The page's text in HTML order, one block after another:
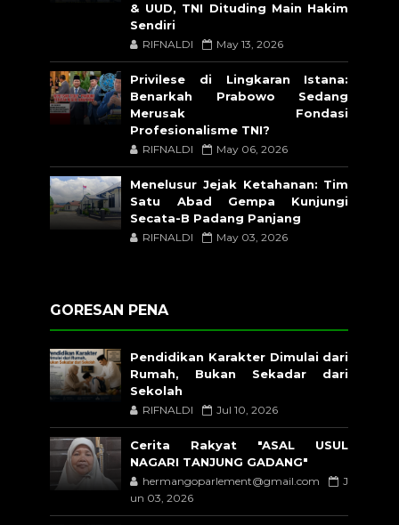
& UUD, TNI Dituding Main Hakim
Sendiri
RIFNALDI May 13, 2026
Privilese di Lingkaran Istana:
Benarkah Prabowo Sedang
Merusak Fondasi
Profesionalisme TNI?
RIFNALDI May 06, 2026
Menelusur Jejak Ketahanan: Tim
Satu Abad Gempa Kunjungi
Secata-B Padang Panjang
RIFNALDI May 03, 2026
GORESAN PENA
Pendidikan Karakter Dimulai dari
Rumah, Bukan Sekadar dari
Sekolah
RIFNALDI Jul 10, 2026
Cerita Rakyat "ASAL USUL
NAGARI TANJUNG GADANG"
hermangoparlement@gmail.com
J
un 03, 2026